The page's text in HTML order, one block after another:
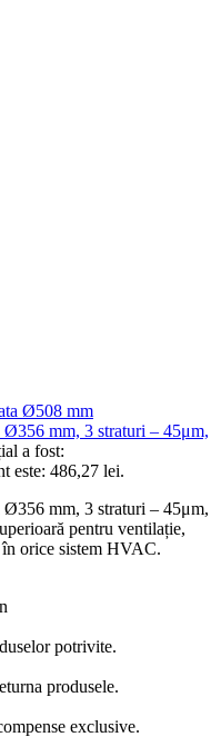
mm, 3 straturi – 45μm,
a fost:
este: 486,27 lei.
mm, 3 straturi – 45μm,
pentru ventilație,
orice sistem HVAC.
potrivite.
produsele.
exclusive.